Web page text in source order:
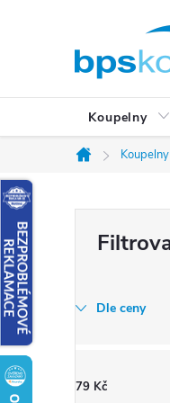
Koupelny
Domů
Koupelny
t
n
Dle ceny
79 Kč